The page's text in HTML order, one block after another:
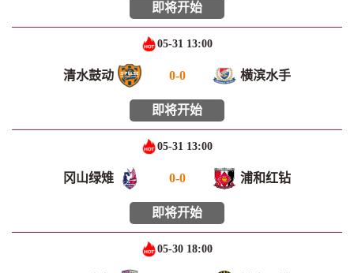
即将开始
05-31 13:00
清水鼓动 0-0 横滨水手
即将开始
05-31 13:00
冈山绿雉 0-0 浦和红钻
即将开始
05-30 18:00